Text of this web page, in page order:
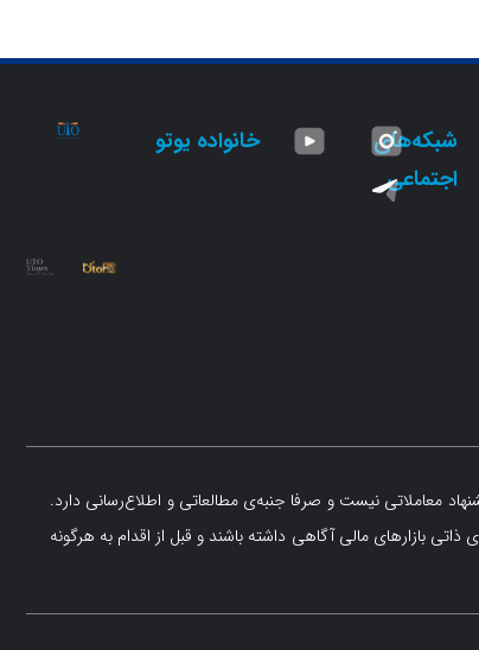
شبکه‌های
اجتماعی
خانواده یوتو
معاملاتی نیست و صرفا جنبه‌ی مطالعاتی و اطلاع‌رسانی دارد.
بازارهای مالی آگاهی داشته باشند و قبل از اقدام به هرگونه